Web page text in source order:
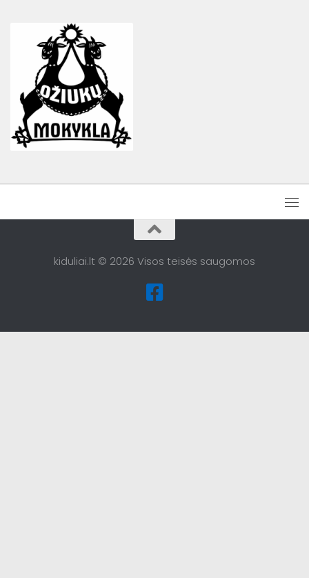
kiduliai.lt © 2026 Visos teisės saugomos